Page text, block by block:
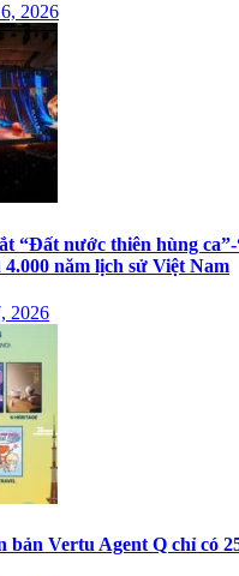
2026
“Đất nước thiên hùng
năm lịch sử Việt Nam
2026
bản Vertu Agent Q chỉ có